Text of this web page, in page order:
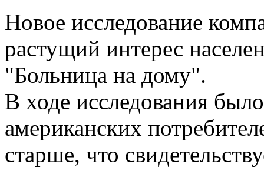
Новое исследование
растущий интерес
"Больница на дому".
В ходе исследования
американских
старше, что